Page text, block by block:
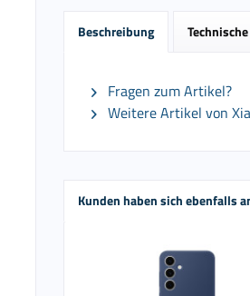
Beschreibung
Fragen zum Artikel?
Weitere Artikel von
Kunden haben sich ebenfalls